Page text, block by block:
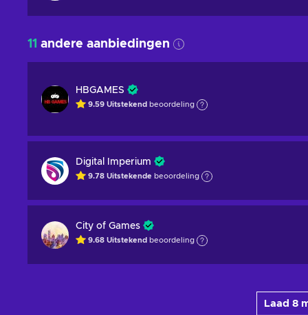
11 andere aanbiedingen
HBGAMES
9.59 Uitstekend beoordeling
Digital Imperium
9.78 Uitstekende beoordeling
City of Games
9.68 Uitstekend beoordeling
Laad 8